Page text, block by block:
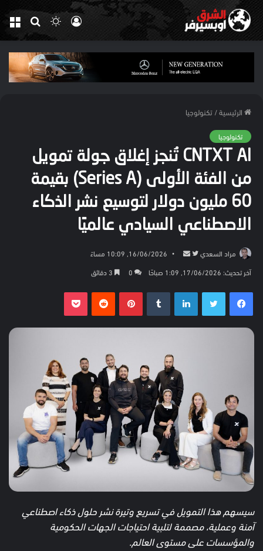
بحث
عن
الوضع
المظلم
تسجيل
الدخول
الرئيسية/ تكنولوجيا
تكنولوجيا
CNTXT AI تُنجز إغلاق جولة تمويل
من الفئة الأولى (Series A) بقيمة
60 مليون دولار لتوسيع نشر الذكاء
الاصطناعي السيادي عالميًا
مراد السعدي
تابعأرسل 16/06/2026, 10:09 مساءً
آخر تحديث: 17/06/2026, 1:09 صباحًا
0
فيسبوكتويتر لينكدإن بينتيريست بوكيت
سيسهم هذا التمويل في تسريع وتيرة نشر حلول ذكاء اصطناعي
آمنة وعملية، مصممة لتلبية احتياجات الجهات الحكومية
والمؤسسات على مستوى العالم.